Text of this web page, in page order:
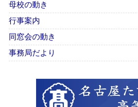
母校の動き
行事案内
同窓会の動き
事務局だより